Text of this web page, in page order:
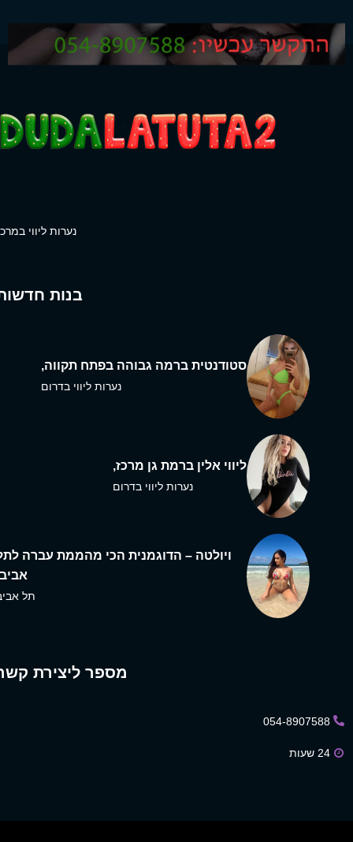
נערות ליווי
בנות
סטודנטית ברמה גבוהה בפתח תקווה,
נערות ליווי בדרום
ליווי אלין ברמת גן מרכז,
נערות ליווי בדרום
ויולטה – הדוגמנית הכי מהממת עברה
תל
מספר ליצירת
054-8907588
24 שעות